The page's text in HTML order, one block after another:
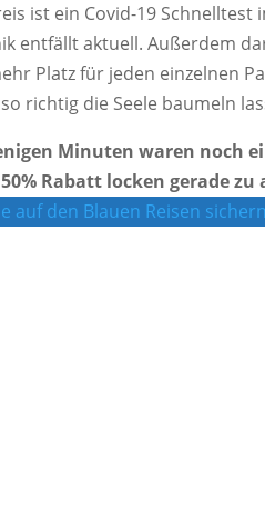
ist ein Covid-19
entfällt aktuell. Außerdem
Platz für jeden einzelnen
richtig die Seele baumeln
Minuten waren noch
Rabatt locken gerade zu
auf den Blauen Reisen